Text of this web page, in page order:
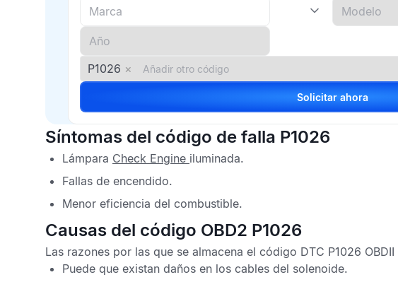
P1026 ×
Solicitar ahora
Síntomas del código de falla P1026
Lámpara Check Engine iluminada.
Fallas de encendido.
Menor eficiencia del combustible.
Causas del código OBD2 P1026
Las razones por las que se almacena el código DTC P1026 OBDII
Puede que existan daños en los cables del solenoide.